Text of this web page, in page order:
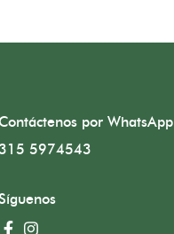
por WhatsApp
5974543